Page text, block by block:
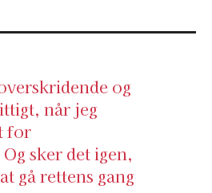
og
når jeg
for
sker det igen,
gå rettens gang